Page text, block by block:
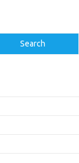
Search